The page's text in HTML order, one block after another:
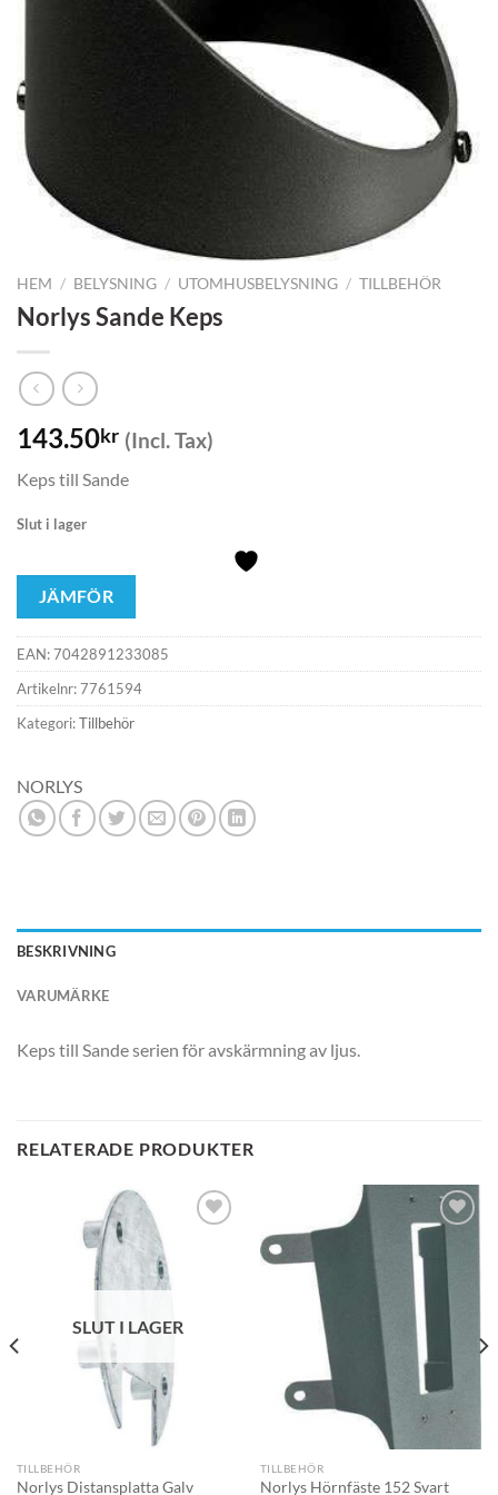
HEM / BELYSNING / UTOMHUSBELYSNING / TILLBEHÖR
Norlys Sande Keps
143.50kr (Incl. Tax)
Keps till Sande
Slut i lager
JÄMFÖR
EAN:7042891233085
Artikelnr:7761594
Kategori:Tillbehör
NORLYS
BESKRIVNING
VARUMÄRKE
Keps till Sande serien för avskärmning av ljus.
RELATERADE PRODUKTER
SLUT I LAGER
TILLBEHÖR
Norlys Distansplatta Galv
TILLBEHÖR
Norlys Hörnfäste 152 Svart